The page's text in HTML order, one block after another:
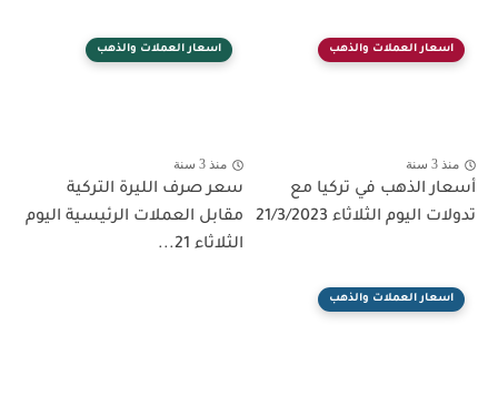
اسعار العملات والذهب
منذ 3 سنة
أسعار الذهب في تركيا مع
تدولات اليوم الثلاثاء 21/3/2023
اسعار العملات والذهب
منذ 3 سنة
سعر صرف الليرة التركية
مقابل العملات الرئيسية اليوم
الثلاثاء 21...
اسعار العملات والذهب